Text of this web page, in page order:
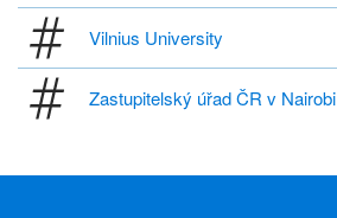
Vilnius University
Zastupitelský úřad ČR v Nairobi